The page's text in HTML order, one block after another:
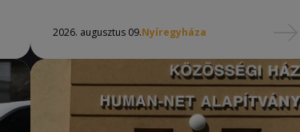
2026. augusztus 09.Nyíregyháza